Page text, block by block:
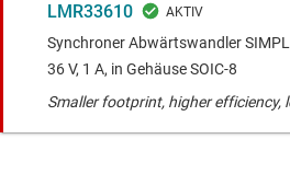
LMR33610
Synchroner Abwärtswandler
36 V, 1 A, in Gehäuse SOIC-8
Smaller footprint, higher efficiency,